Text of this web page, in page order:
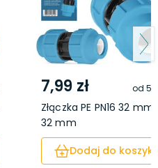
7,99 zł od
Złączka PE PN16 32 mm
32 mm
Dodaj do